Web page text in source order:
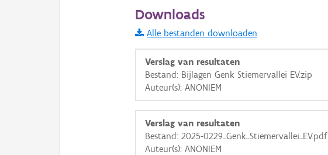
Basis Lagen
OSM-Basiskaart
Ortho
GRB-Basiskaart
GRB-Basiskaart in grijswaarden
Downloads
Alle bestanden downloaden
Verslag van resultaten
Bestand: Bijlagen Genk Stiemervallei EV.zip
Auteur(s): ANONIEM
Verslag van resultaten
Bestand: 2025-0229_Genk_Stiemervallei_EV.pdf
Auteur(s): ANONIEM